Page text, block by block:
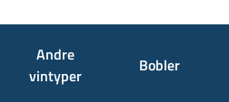
Andre
vintyper
Bobler